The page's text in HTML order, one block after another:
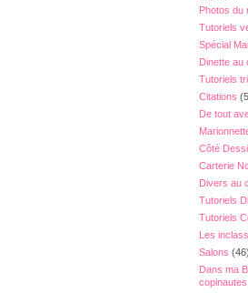
Photos du
Tutoriels
Spécial
Dinette au
Tutoriels
Citations
De tout
Côté
Carterie
Divers au
Tutoriels
Tutoriels
Les
Salons (46)
Dans ma
copinautes